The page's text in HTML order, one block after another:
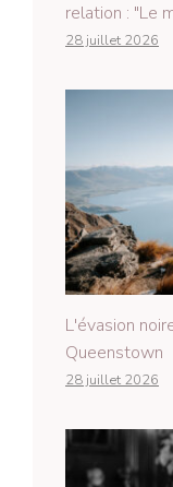
relation : "Le
28 juillet 2026
L'évasion
Queenstown
28 juillet 2026